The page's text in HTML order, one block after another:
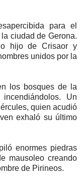
para el
ciudad de Gerona.
hijo de Crisaor y
unidos por la
los bosques de la
Un
quien acudió
exhaló su último
enormes piedras
mausoleo creando
de Pirineos.